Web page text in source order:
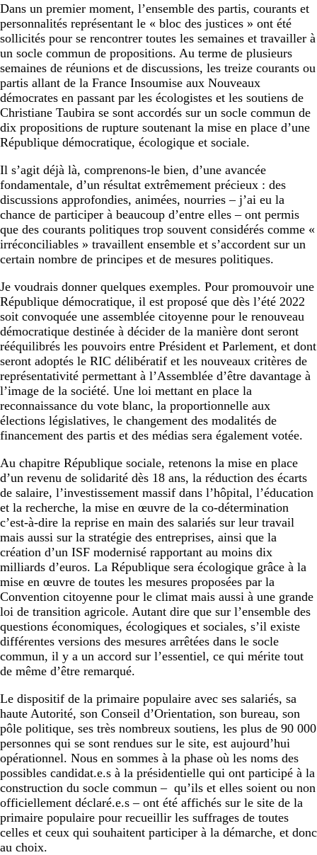
Dans un premier moment, l’ensemble des partis, courants et
personnalités représentant le « bloc des justices » ont été
sollicités pour se rencontrer toutes les semaines et travailler à
un socle commun de propositions. Au terme de plusieurs
semaines de réunions et de discussions, les treize courants ou
partis allant de la France Insoumise aux Nouveaux
démocrates en passant par les écologistes et les soutiens de
Christiane Taubira se sont accordés sur un socle commun de
dix propositions de rupture soutenant la mise en place d’une
République démocratique, écologique et sociale.
Il s’agit déjà là, comprenons-le bien, d’une avancée
fondamentale, d’un résultat extrêmement précieux : des
discussions approfondies, animées, nourries – j’ai eu la
chance de participer à beaucoup d’entre elles – ont permis
que des courants politiques trop souvent considérés comme «
irréconciliables » travaillent ensemble et s’accordent sur un
certain nombre de principes et de mesures politiques.
Je voudrais donner quelques exemples. Pour promouvoir une
République démocratique, il est proposé que dès l’été 2022
soit convoquée une assemblée citoyenne pour le renouveau
démocratique destinée à décider de la manière dont seront
rééquilibrés les pouvoirs entre Président et Parlement, et dont
seront adoptés le RIC délibératif et les nouveaux critères de
représentativité permettant à l’Assemblée d’être davantage à
l’image de la société. Une loi mettant en place la
reconnaissance du vote blanc, la proportionnelle aux
élections législatives, le changement des modalités de
financement des partis et des médias sera également votée.
Au chapitre République sociale, retenons la mise en place
d’un revenu de solidarité dès 18 ans, la réduction des écarts
de salaire, l’investissement massif dans l’hôpital, l’éducation
et la recherche, la mise en œuvre de la co-détermination
c’est-à-dire la reprise en main des salariés sur leur travail
mais aussi sur la stratégie des entreprises, ainsi que la
création d’un ISF modernisé rapportant au moins dix
milliards d’euros. La République sera écologique grâce à la
mise en œuvre de toutes les mesures proposées par la
Convention citoyenne pour le climat mais aussi à une grande
loi de transition agricole. Autant dire que sur l’ensemble des
questions économiques, écologiques et sociales, s’il existe
différentes versions des mesures arrêtées dans le socle
commun, il y a un accord sur l’essentiel, ce qui mérite tout
de même d’être remarqué.
Le dispositif de la primaire populaire avec ses salariés, sa
haute Autorité, son Conseil d’Orientation, son bureau, son
pôle politique, ses très nombreux soutiens, les plus de 90 000
personnes qui se sont rendues sur le site, est aujourd’hui
opérationnel. Nous en sommes à la phase où les noms des
possibles candidat.e.s à la présidentielle qui ont participé à la
construction du socle commun – qu’ils et elles soient ou non
officiellement déclaré.e.s – ont été affichés sur le site de la
primaire populaire pour recueillir les suffrages de toutes
celles et ceux qui souhaitent participer à la démarche, et donc
au choix.